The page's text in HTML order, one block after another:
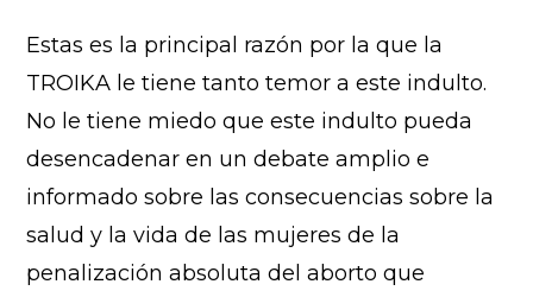
Estas es la principal razón por la que la
TROIKA le tiene tanto temor a este indulto.
No le tiene miedo que este indulto pueda
desencadenar en un debate amplio e
informado sobre las consecuencias sobre la
salud y la vida de las mujeres de la
penalización absoluta del aborto que